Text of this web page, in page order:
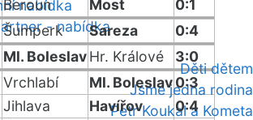
nabídka
- nabídka
Děti dětem
Jsme jedna rodina
Petr Koukal a Kometa
Beroun Most
0:1
Šumperk Sareza
0:4
Ml. BoleslavHr. Králové
3:0
Vrchlabí Ml. Boleslav0:3
Jihlava Havířov
0:4